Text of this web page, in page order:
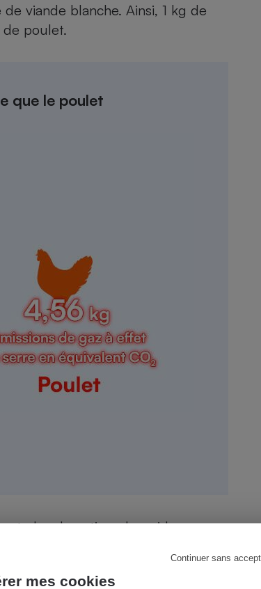
mes cookies
Continuer sans
viande blanche. Ainsi, 1 kg de
de poulet.
que le poulet
les deux tiers du poids
reste étant dû aux émissions
de l’emballage et du transport.
Réfrigérateur
Électricité - Gaz